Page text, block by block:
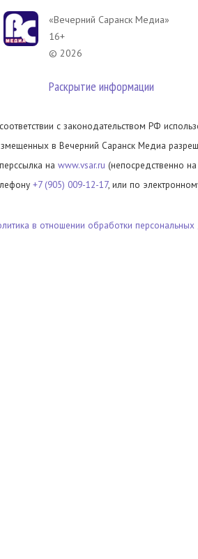
«Вечерний Саранск Mедиа»
16+
© 2026
Раскрытие информации
с законодательством РФ
в Вечерний Саранск Медиа
на www.vsar.ru (непосредственно
+7 (905) 009-12-17, или по
в отношении обработки